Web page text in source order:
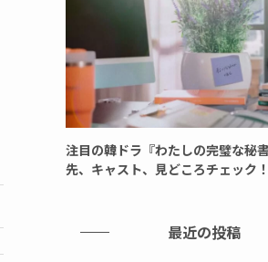
注目の韓ドラ『わたしの完璧な秘
先、キャスト、見どころチェック！
最近の投稿